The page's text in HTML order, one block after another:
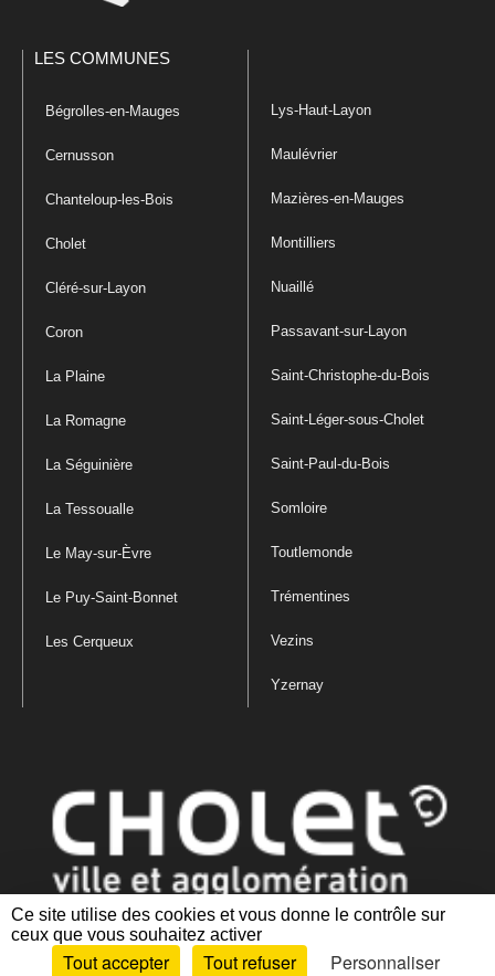
Ce site utilise des cookies et vous donne le contrôle sur
ceux que vous souhaitez activer
Tout accepter Tout refuser Personnaliser
LES COMMUNES
Bégrolles-en-Mauges
Cernusson
Chanteloup-les-Bois
Cholet
Cléré-sur-Layon
Coron
La Plaine
La Romagne
La Séguinière
La Tessoualle
Le May-sur-Èvre
Le Puy-Saint-Bonnet
Les Cerqueux
Lys-Haut-Layon
Maulévrier
Mazières-en-Mauges
Montilliers
Nuaillé
Passavant-sur-Layon
Saint-Christophe-du-Bois
Saint-Léger-sous-Cholet
Saint-Paul-du-Bois
Somloire
Toutlemonde
Trémentines
Vezins
Yzernay
Mentions légales|Politique de confidentialité
des cookies |Plan du site Accessibilité : partiellement conforme